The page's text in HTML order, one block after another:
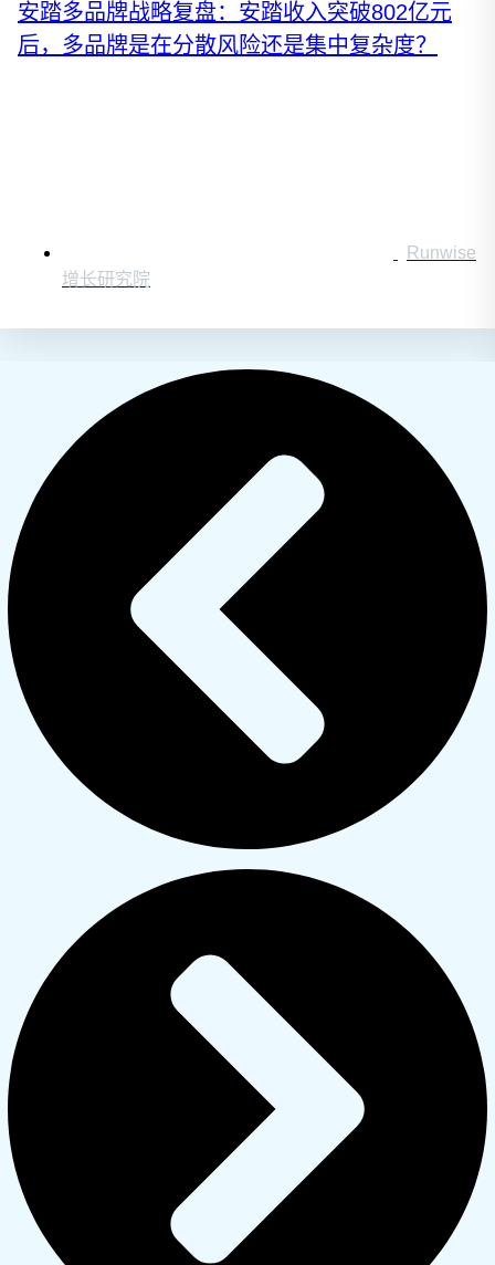
安踏多品牌战略复盘：安踏收入突破802亿元
后，多品牌是在分散风险还是集中复杂度？
Runwise
增长研究院